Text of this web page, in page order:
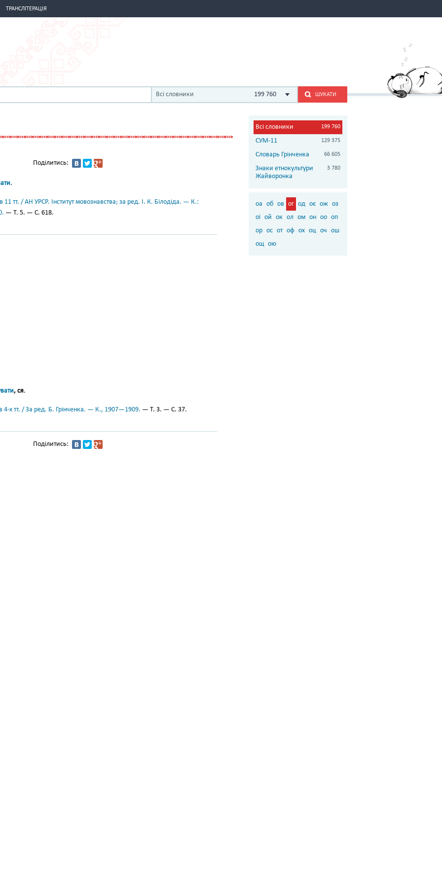
ТРАНСЛІТЕРАЦІЯ
Всі словники 199 760 ШУКАТИ
Поділитись:
.
11 тт. / АН УРСР. Інститут мовознавства; за ред. І. К. Білодіда. — К.:
— Т. 5. — С. 618.
, ся.
4-х тт. / За ред. Б. Грінченка. — К., 1907—1909. — Т. 3. — С. 37.
Поділитись:
Всі словники 199 760
СУМ-11 129 375
Словарь Грінченка 66 605
Знаки етнокультури
Жайворонка
3 780
оа об ов ог од оє ож оз
ої ой ок ол ом он оо оп
ор ос от оф ох оц оч ош
ощ ою